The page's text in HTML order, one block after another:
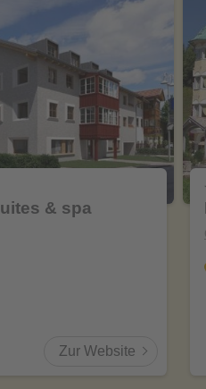
& spa
Zur Website